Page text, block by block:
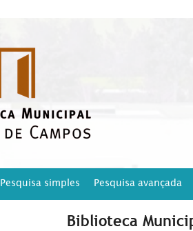
Pesquisa simples Pesquisa avançada
Biblioteca